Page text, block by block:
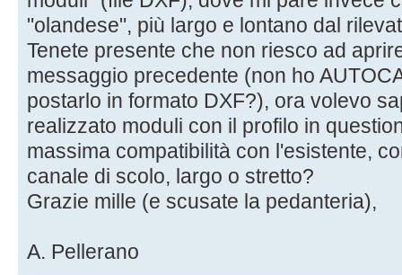
"olandese", più largo e lontano dal
Tenete presente che non riesco ad
messaggio precedente (non ho
postarlo in formato DXF?), ora volevo
realizzato moduli con il profilo in
massima compatibilità con l'esistente,
canale di scolo, largo o stretto?
Grazie mille (e scusate la pedanteria),
A. Pellerano